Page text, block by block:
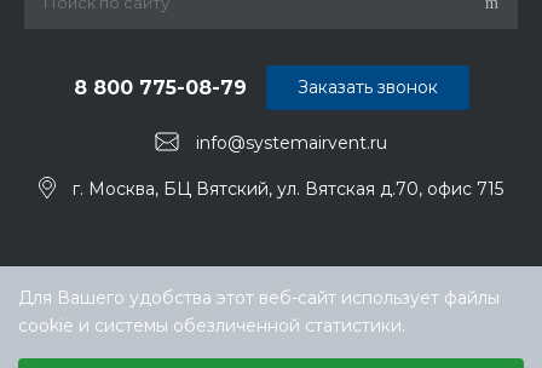
info@systemairvent.ru
8 800 775-08-79
г. Москва, БЦ Вятский, ул. Вятская д.70, офис 715
Заказать звонок
Для Вашего удобства этот веб-сайт использует файлы
cookie и системы обезличенной статистики.